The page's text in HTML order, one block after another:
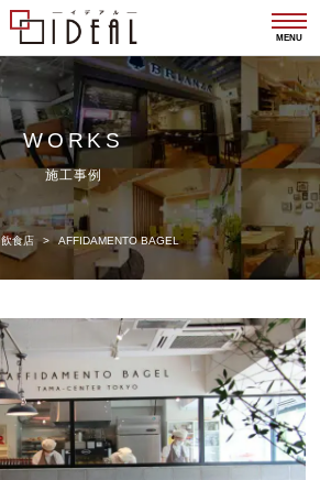
MENU
WORKS
施工事例
飲食店 AFFIDAMENTO BAGEL